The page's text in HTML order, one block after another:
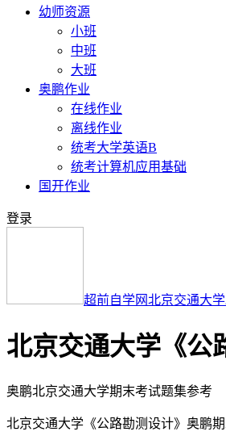
幼师资源
小班
中班
大班
奥鹏作业
在线作业
离线作业
统考大学英语B
统考计算机应用基础
国开作业
登录
超前自学网北京交通大学
北京交通大学《公
奥鹏北京交通大学期末考试题集参考
北京交通大学《公路勘测设计》奥鹏